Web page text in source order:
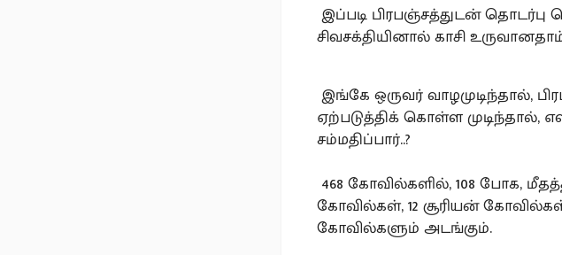
இப்படி பிரபஞ்சத்துடன்
சிவசக்தியினால் காசி
இங்கே ஒருவர் வாழமுடிந்தால்,
ஏற்படுத்திக் கொள்ள முடிந்தால்,
சம்மதிப்பார்..?
468 கோவில்களில், 108 போக,
கோவில்கள், 12 சூரியன்
கோவில்களும் அடங்கும்.